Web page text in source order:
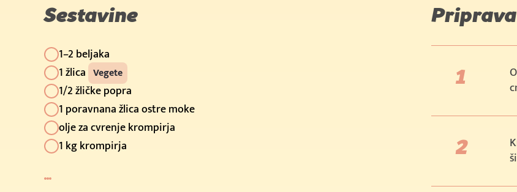
Sestavine
1–2 beljaka
1 žlica Vegete
1/2 žličke popra
1 poravnana žlica ostre moke
olje za cvrenje krompirja
1 kg krompirja
Priprava